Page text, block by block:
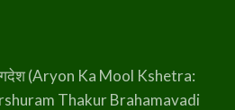
(Aryon Ka Mool Kshetra:
Thakur Brahamavadi